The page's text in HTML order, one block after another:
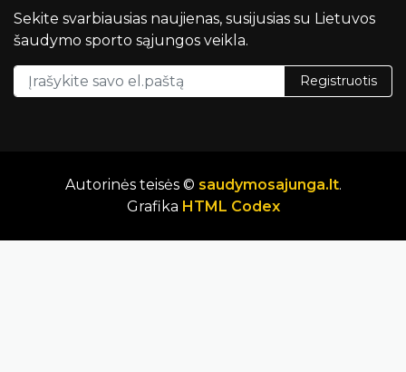
Sekite svarbiausias naujienas, susijusias su Lietuvos
šaudymo sporto sąjungos veikla.
Registruotis
Autorinės teisės © saudymosajunga.lt.
Grafika HTML Codex